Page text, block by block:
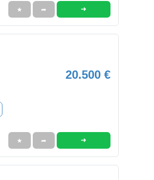
★ ➦ ➜
20.500 €
★ ➦ ➜